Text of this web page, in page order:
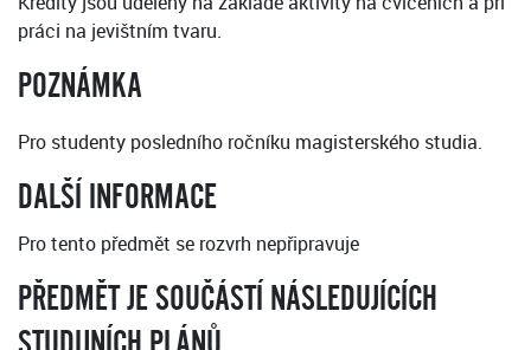
práci na jevištním tvaru.
POZNÁMKA
Pro studenty posledního ročníku magisterského studia.
DALŠÍ INFORMACE
Pro tento předmět se rozvrh nepřipravuje
PŘEDMĚT JE SOUČÁSTÍ NÁSLEDUJÍCÍCH